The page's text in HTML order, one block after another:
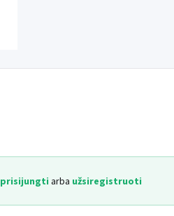
prisijungti arba užsiregistruoti